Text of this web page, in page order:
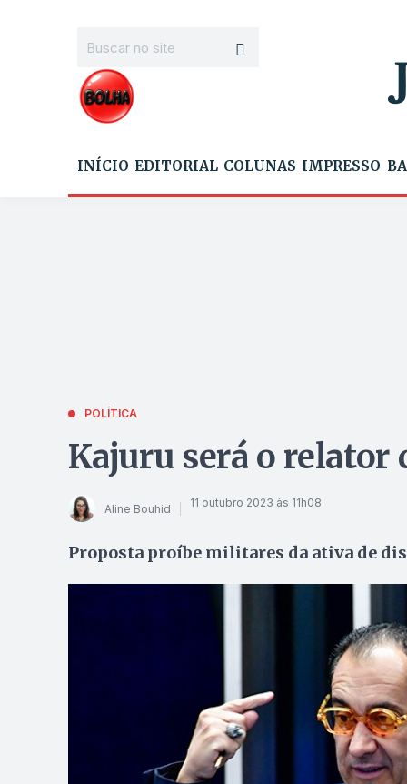
INÍCIO EDITORIAL COLUNAS IMPRESSO
POLÍTICA
Kajuru será o relator
Aline Bouhid 11 outubro 2023 às 11h08
Proposta proíbe militares da ativa de